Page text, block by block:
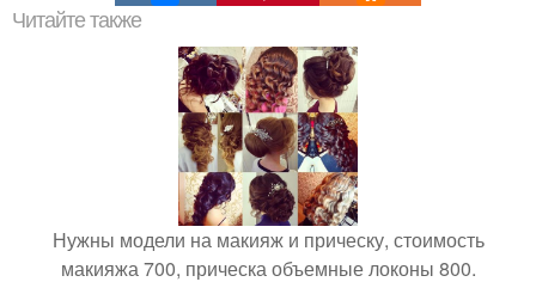
Читайте также
Нужны модели на макияж и прическу, стоимость
макияжа 700, прическа объемные локоны 800.